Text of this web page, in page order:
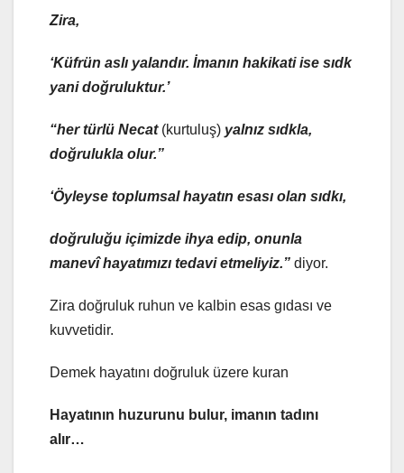
Zira,
‘Küfrün aslı yalandır. İmanın hakikati ise sıdk
yani doğruluktur.’
“her türlü Necat (kurtuluş) yalnız sıdkla,
doğrulukla olur.”
‘Öyleyse toplumsal hayatın esası olan sıdkı,
doğruluğu içimizde ihya edip, onunla
manevî hayatımızı tedavi etmeliyiz.” diyor.
Zira doğruluk ruhun ve kalbin esas gıdası ve
kuvvetidir.
Demek hayatını doğruluk üzere kuran
Hayatının huzurunu bulur, imanın tadını
alır…